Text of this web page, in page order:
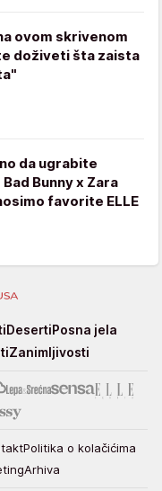
ovom skrivenom
doživeti šta zaista
da ugrabite
Bunny x Zara
favorite ELLE
DesertiPosna jela
Zanimljivosti
Politika o kolačićima
Arhiva